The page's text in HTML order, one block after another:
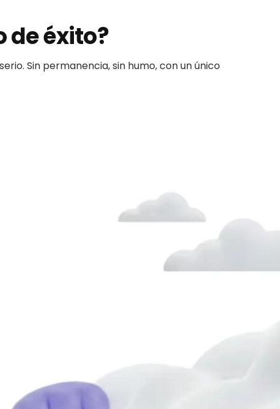
de éxito?
Sin permanencia, sin humo, con un único